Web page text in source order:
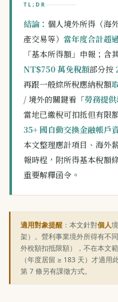
TL;DR
結論： 個人境外所得（海
產交易等） 當年度合計超
「基本所得額」申報；含
NT$750 萬免稅額部分按
再跟一般綜所稅應納稅額
/ 境外的關鍵看「勞務提
當地已繳稅可扣抵但有限
35+ 國自動交換金融帳戶
本文整理應計項目、海外
報時程，附所得基本稅額
重要解釋函令。
適用對象提醒 ：本文針對個人
架）。營利事業境外所得有不
外稅額扣抵限額），不在本文
（年度居留 ≥ 183 天）才適
第 7 條另有課徵方式。